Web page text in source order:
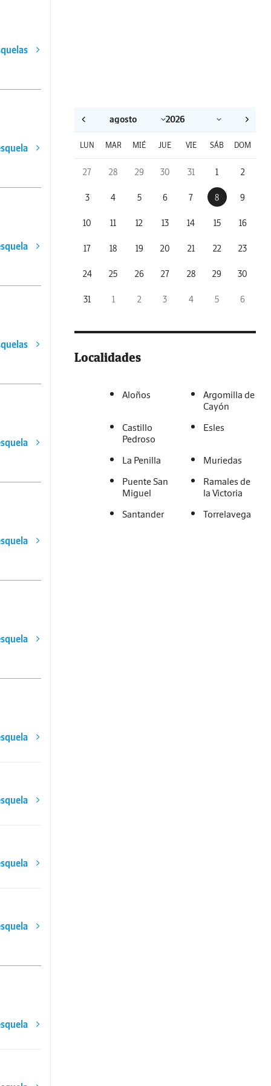
LUN MAR MIÉ JUE VIE SÁB DOM
27 28 29 30 31 1 2
3 4 5 6 7 8 9
10 11 12 13 14 15 16
17 18 19 20 21 22 23
24 25 26 27 28 29 30
31 1 2 3 4 5 6
Localidades
Aloños
Argomilla de
Cayón
Castillo
Pedroso
Esles
La Penilla
Muriedas
Puente San
Miguel
Ramales de
la Victoria
Santander
Torrelavega